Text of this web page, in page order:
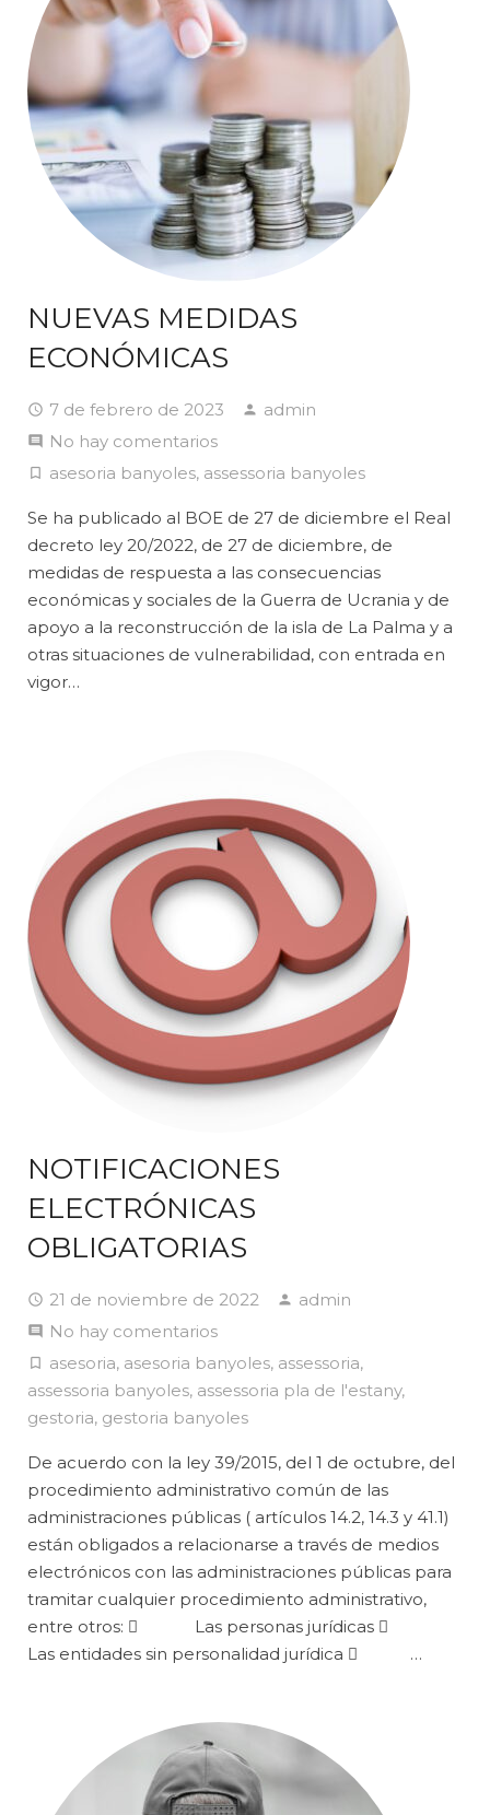
NUEVAS MEDIDAS
ECONÓMICAS
7 de febrero de 2023
admin
No hay comentarios
asesoria banyoles, assessoria banyoles
Se ha publicado al BOE de 27 de diciembre el Real
decreto ley 20/2022, de 27 de diciembre, de
medidas de respuesta a las consecuencias
económicas y sociales de la Guerra de Ucrania y de
apoyo a la reconstrucción de la isla de La Palma y a
otras situaciones de vulnerabilidad, con entrada en
vigor…
NOTIFICACIONES
ELECTRÓNICAS
OBLIGATORIAS
21 de noviembre de 2022
admin
No hay comentarios
asesoria, asesoria banyoles, assessoria,
assessoria banyoles, assessoria pla de l'estany,
gestoria, gestoria banyoles
De acuerdo con la ley 39/2015, del 1 de octubre, del
procedimiento administrativo común de las
administraciones públicas ( artículos 14.2, 14.3 y 41.1)
están obligados a relacionarse a través de medios
electrónicos con las administraciones públicas para
tramitar cualquier procedimiento administrativo,
entre otros:  Las personas jurídicas 
Las entidades sin personalidad jurídica  …